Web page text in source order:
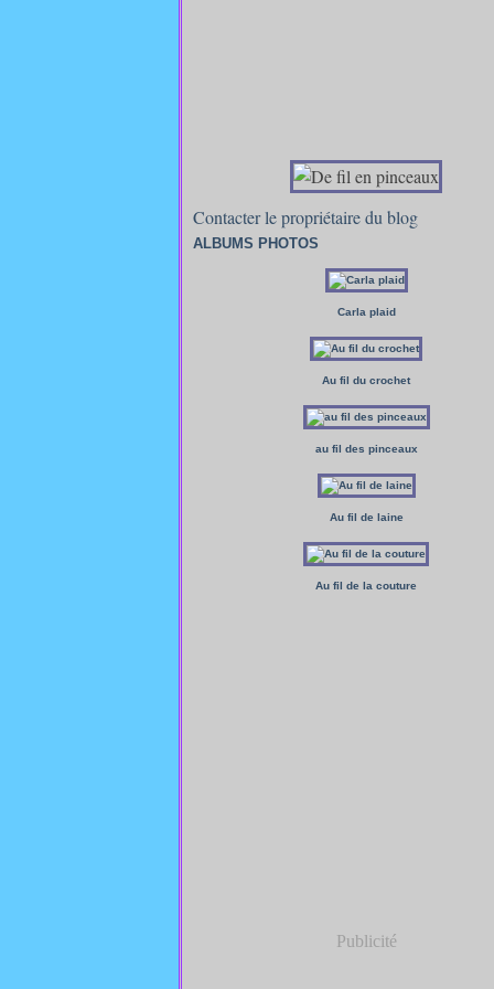
Contacter le propriétaire du blog
ALBUMS PHOTOS
Carla plaid
Au fil du crochet
au fil des pinceaux
Au fil de laine
Au fil de la couture
Publicité